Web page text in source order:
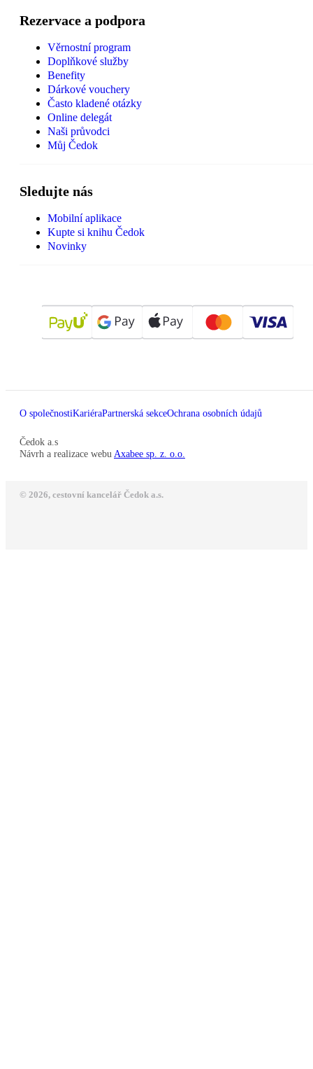
Rezervace a podpora
Věrnostní program
Doplňkové služby
Benefity
Dárkové vouchery
Často kladené otázky
Online delegát
Naši průvodci
Můj Čedok
Sledujte nás
Mobilní aplikace
Kupte si knihu Čedok
Novinky
O společnostiKariéraPartnerská sekceOchrana osobních údajů
Čedok a.s
Návrh a realizace webu Axabee sp. z. o.o.
© 2026, cestovní kancelář Čedok a.s.